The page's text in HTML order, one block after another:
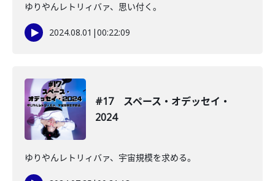
ゆりやんレトリィバァ、思い付く。
2024.08.01 |00:22:09
#17 スペース・オデッセイ・
2024
ゆりやんレトリィバァ、宇宙規模を求める。